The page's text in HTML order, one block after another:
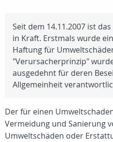
Seit dem 14.11.2007 ist das
in Kraft. Erstmals wurde
Haftung für
"Verursacherprinzip"
ausgedehnt für deren
Allgemeinheit
Der für einen
Vermeidung und Sanierung
Umweltschäden oder